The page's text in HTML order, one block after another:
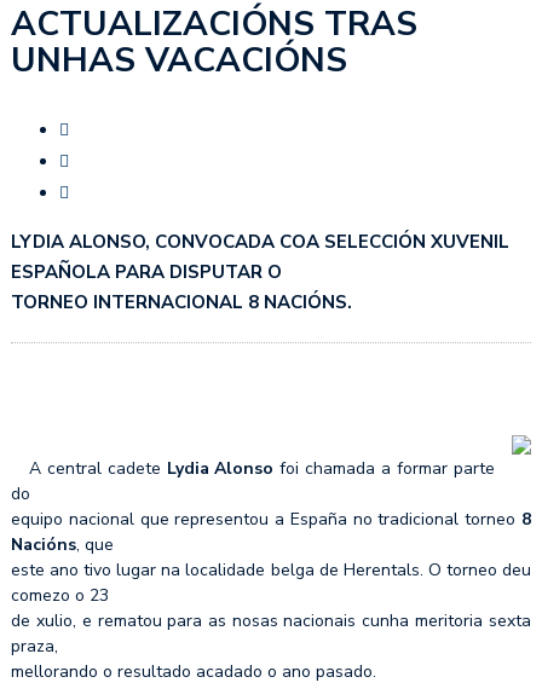
ACTUALIZACIÓNS TRAS
UNHAS VACACIÓNS
LYDIA ALONSO, CONVOCADA COA SELECCIÓN XUVENIL
ESPAÑOLA PARA DISPUTAR O
TORNEO INTERNACIONAL 8 NACIÓNS.
A central cadete Lydia Alonso foi chamada a formar parte
do
equipo nacional que representou a España no tradicional torneo 8
Nacións, que
este ano tivo lugar na localidade belga de Herentals. O torneo deu
comezo o 23
de xulio, e rematou para as nosas nacionais cunha meritoria sexta
praza,
mellorando o resultado acadado o ano pasado.